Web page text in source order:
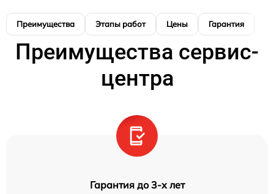
Преимущества Этапы работ Цены Гарантия
Преимущества сервис-
центра
Гарантия до 3-х лет